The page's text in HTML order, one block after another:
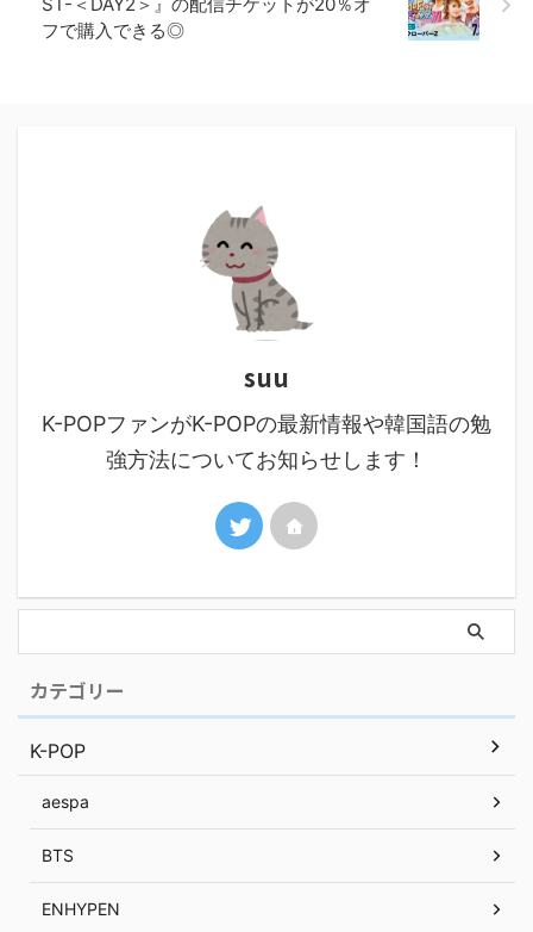
フで購入できる◎
suu
K-POPファンがK-POPの最新情報や韓国語の勉
強方法についてお知らせします！
カテゴリー
K-POP
aespa
BTS
ENHYPEN